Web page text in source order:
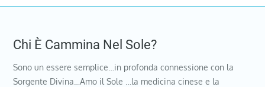
Chi È Cammina Nel Sole?
Sono un essere semplice…in profonda connessione con la
Sorgente Divina…Amo il Sole …la medicina cinese e la